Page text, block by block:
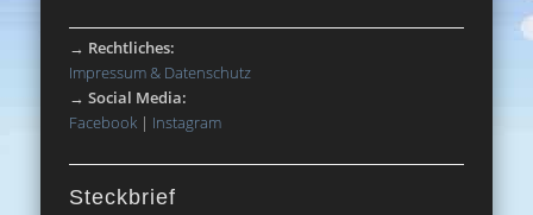
→ Rechtliches:
Impressum & Datenschutz
→Social Media:
Facebook | Instagram
Steckbrief